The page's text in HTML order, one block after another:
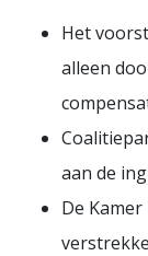
Het
alleen
aan de
De